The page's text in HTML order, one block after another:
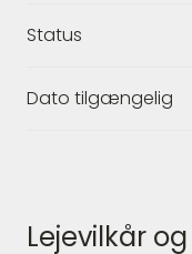
Status
Dato tilgængelig
Lejevilkår